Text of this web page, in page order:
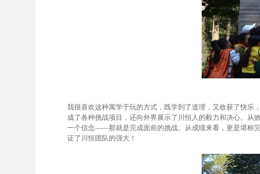
我很喜欢这种寓学于玩的方式，既学到了道理，又收获了快乐
成了各种挑战项目，还向外界展示了川恒人的毅力和决心。
一个信念——那就是完成面前的挑战。从成绩来看，更是堪称
证了川恒团队的强大！